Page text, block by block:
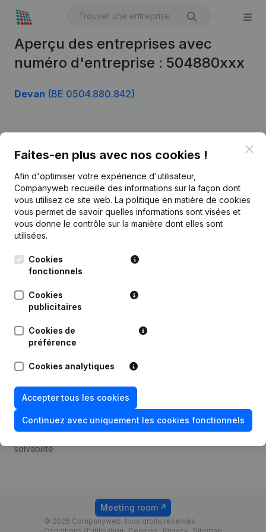
Aperçu des entreprises avec
numéro d'entreprise : 504880xxx
Devan (BE 0504.880.842)
Faites-en plus avec nos cookies !
Afin d'optimiser votre expérience d'utilisateur,
Companyweb recueille des informations sur la façon dont
vous utilisez ce site web. La politique en matière de cookies
vous permet de savoir quelles informations sont visées et
vous donne le contrôle sur la manière dont elles sont
utilisées.
Cookies
fonctionnels
Cookies
publicitaires
Cookies de
préférence
Cookies analytiques
Accepter tous les cookies
Continuez avec uniquement les cookies fonctionnels
Français
Kantorenpark Everest
Leuvensesteenweg
1800 Vilvoorde
Informations d’entreprise
Monitoring
Recherche internationale
Prospection
Compliance et prévention
de la fraude
Consulter des comptes
Recherche de numéro de
TVA
solvabilité
Tarifs
© 2026 Companyweb, tous droits réservés.
Meeting room